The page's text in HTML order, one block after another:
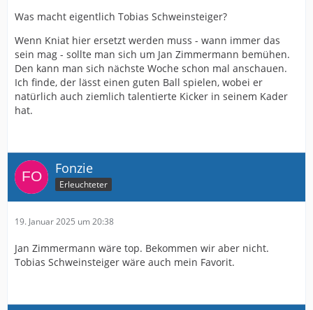
Was macht eigentlich Tobias Schweinsteiger?
Wenn Kniat hier ersetzt werden muss - wann immer das
sein mag - sollte man sich um Jan Zimmermann bemühen.
Den kann man sich nächste Woche schon mal anschauen.
Ich finde, der lässt einen guten Ball spielen, wobei er
natürlich auch ziemlich talentierte Kicker in seinem Kader
hat.
Fonzie
Erleuchteter
19. Januar 2025 um 20:38
Jan Zimmermann wäre top. Bekommen wir aber nicht.
Tobias Schweinsteiger wäre auch mein Favorit.